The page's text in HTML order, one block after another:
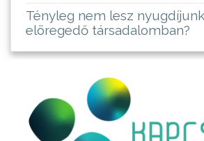
Tényleg nem lesz
elöregedő társadalomban?